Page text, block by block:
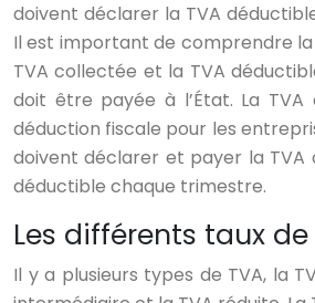
doivent déclarer la TVA
Il est important de comprendre
TVA collectée et la TVA
doit être payée à l’État. La
déduction fiscale pour les
doivent déclarer et payer la TVA
déductible chaque trimestre.
Les différents taux de
Il y a plusieurs types de TVA, la